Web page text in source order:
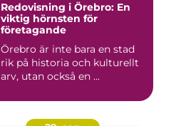
Redovisning i Örebro: En
viktig hörnsten för
företagande
Örebro är inte bara en stad
rik på historia och kulturellt
arv, utan också en ...